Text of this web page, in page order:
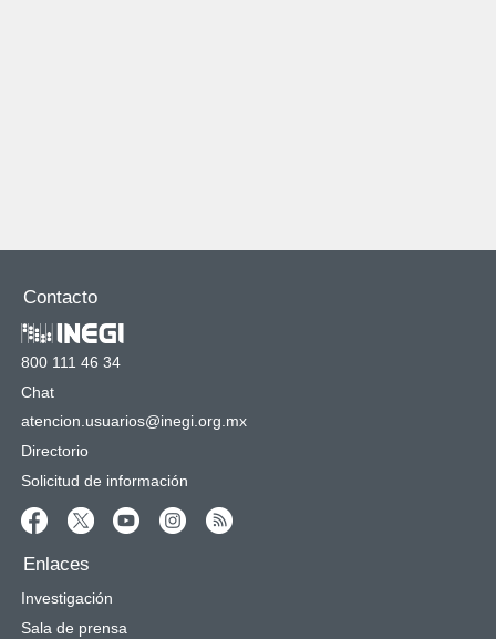
Contacto
800 111 46 34
Chat
atencion.usuarios@inegi.org.mx
Directorio
Solicitud de información
Enlaces
Investigación
Sala de prensa